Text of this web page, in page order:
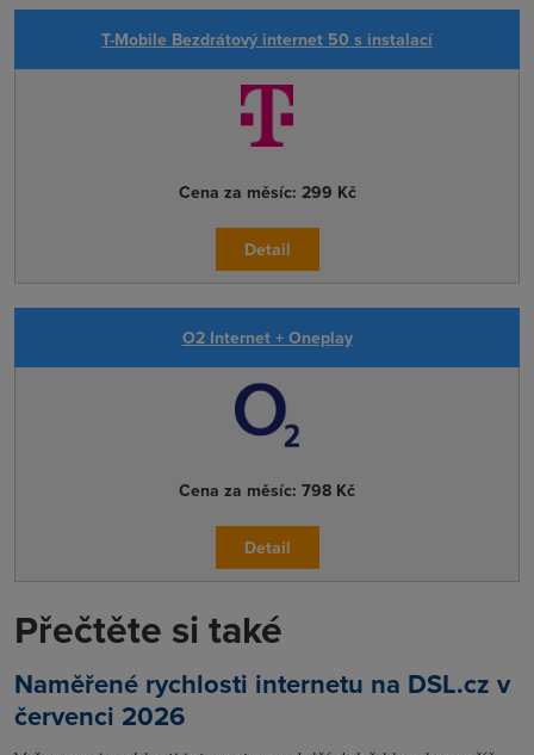
T-Mobile Bezdrátový internet 50 s instalací
Cena za měsíc: 299 Kč
Detail
O2 Internet + Oneplay
Cena za měsíc: 798 Kč
Detail
Přečtěte si také
Naměřené rychlosti internetu na DSL.cz v
červenci 2026